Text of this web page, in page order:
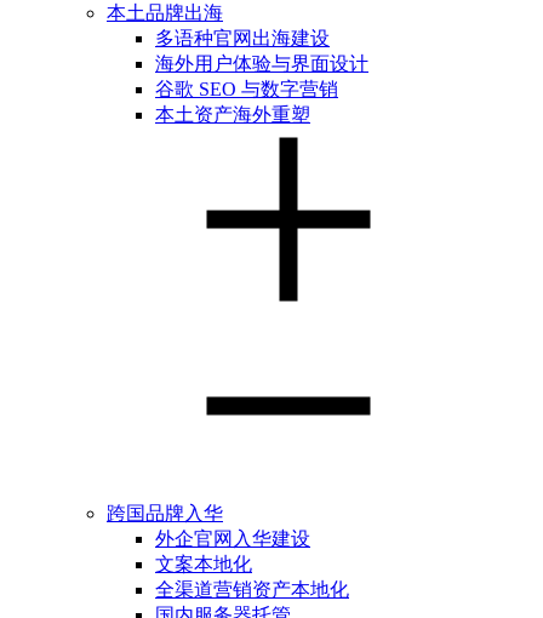
本土品牌出海
多语种官网出海建设
海外用户体验与界面设计
谷歌 SEO 与数字营销
本土资产海外重塑
跨国品牌入华
外企官网入华建设
文案本地化
全渠道营销资产本地化